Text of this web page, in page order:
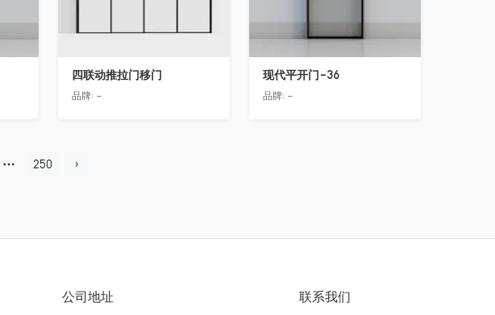
四联动推拉门移门
品牌: -
现代平开门-36
品牌: -
250
公司地址 联系我们